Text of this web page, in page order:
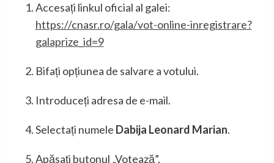
Accesați linkul oficial al galei:
https://cnasr.ro/gala/vot-online-inregistrare?
galaprize_id=9
Bifați opțiunea de salvare a votului.
Introduceți adresa de e-mail.
Selectați numele Dabija Leonard Marian.
Apăsați butonul „Votează”.